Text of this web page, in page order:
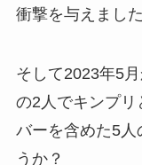
衝撃を与えました
そして2023年5
の2人でキンプ
バーを含めた5人
うか？